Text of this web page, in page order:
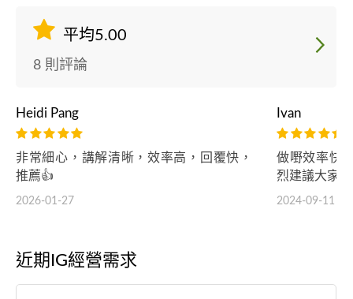
平均5.00
8 則評論
Heidi Pang
非常細心，講解清晰，效率高，回覆快，
推薦👍
2026-01-27
Ivan
做嘢效率快
烈建議大家聘
2024-09-11
近期IG經營需求